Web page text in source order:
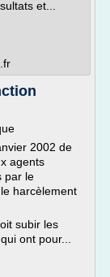
et...
2002 de
agents
par le
harcèlement
subir les
ont pour...